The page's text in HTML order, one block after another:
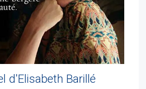
d'Elisabeth Barillé